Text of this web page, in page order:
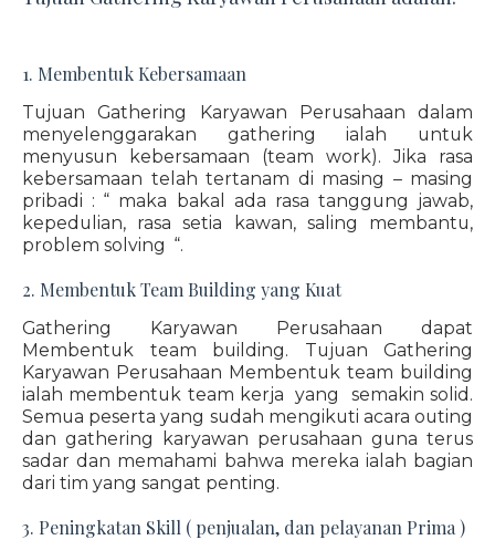
1. Membentuk Kebersamaan
Tujuan Gathering Karyawan Perusahaan dalam
menyelenggarakan gathering ialah untuk
menyusun kebersamaan (team work). Jika rasa
kebersamaan telah tertanam di masing – masing
pribadi : “ maka bakal ada rasa tanggung jawab,
kepedulian, rasa setia kawan, saling membantu,
problem solving “.
2. Membentuk Team Building yang Kuat
Gathering Karyawan Perusahaan dapat
Membentuk team building. Tujuan Gathering
Karyawan Perusahaan Membentuk team building
ialah membentuk team kerja yang semakin solid.
Semua peserta yang sudah mengikuti acara outing
dan gathering karyawan perusahaan guna terus
sadar dan memahami bahwa mereka ialah bagian
dari tim yang sangat penting.
3. Peningkatan Skill ( penjualan, dan pelayanan Prima )